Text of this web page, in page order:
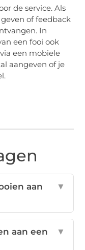
de service. Als
of feedback
In
een fooi ook
een mobiele
aangeven of je
aan
▼
aan een
▼